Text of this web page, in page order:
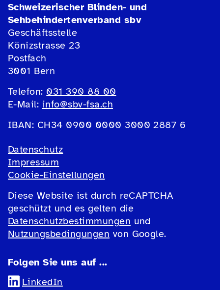
Schweizerischer Blinden- und
Sehbehindertenverband sbv
Geschäftsstelle
Könizstrasse 23
Postfach
3001 Bern
Telefon: 031 390 88 00
E-Mail: info@sbv-fsa.ch
IBAN: CH34 0900 0000 3000 2887 6
Datenschutz
Impressum
Cookie-Einstellungen
Diese Website ist durch reCAPTCHA
geschützt und es gelten die
Datenschutzbestimmungen und
Nutzungsbedingungen von Google.
Folgen Sie uns auf ...
LinkedIn